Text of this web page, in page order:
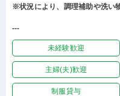
※状況により、調理補助や洗い
---
未経験歓迎
主婦(夫)歓迎
制服貸与